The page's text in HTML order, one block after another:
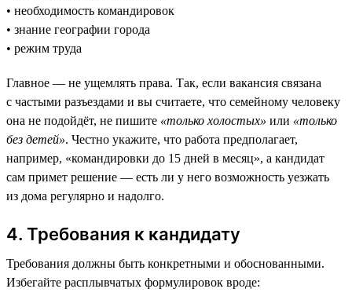
• необходимость командировок
• знание географии города
• режим труда
Главное — не ущемлять права. Так, если вакансия связана
с частыми разъездами и вы считаете, что семейному человеку
она не подойдёт, не пишите «только холостых» или «только
без детей». Честно укажите, что работа предполагает,
например, «командировки до 15 дней в месяц», а кандидат
сам примет решение — есть ли у него возможность уезжать
из дома регулярно и надолго.
4. Требования к кандидату
Требования должны быть конкретными и обоснованными.
Избегайте расплывчатых формулировок вроде: